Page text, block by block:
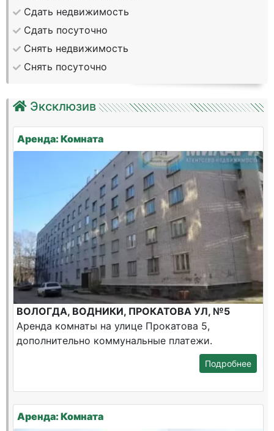
Сдать недвижимость
Сдать посуточно
Снять недвижимость
Снять посуточно
Эксклюзив
Аренда: Комната
ВОЛОГДА, ВОДНИКИ, ПРОКАТОВА УЛ, №5
Аренда комнаты на улице Прокатова 5,
дополнительно коммунальные платежи.
Подробнее
Аренда: Комната